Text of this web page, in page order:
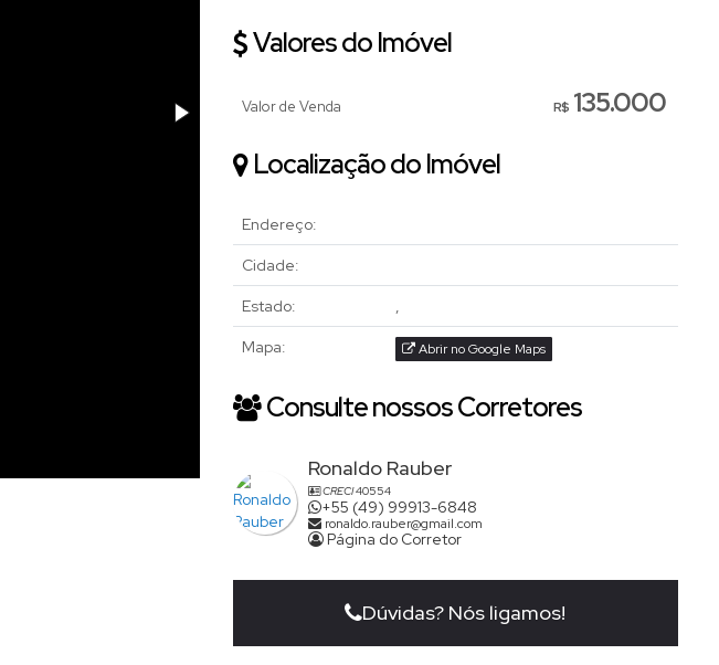
Valores do Imóvel
R$135.000
Valor de Venda
Localização do Imóvel
Endereço:
Cidade:
Estado: ,
Mapa: Abrir no Google Maps
Consulte nossos Corretores
Ronaldo Rauber
CRECI40554
+55 (49) 99913-6848
ronaldo.rauber@gmail.com
Página do Corretor
Dúvidas? Nós ligamos!